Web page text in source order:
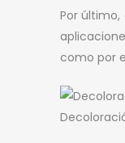
Por
como por